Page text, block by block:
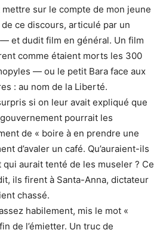
mettre sur le compte de mon jeune
ce discours, articulé par un
— et dudit film en général. Un film
comme étaient morts les 300
— ou le petit Bara face aux
: au nom de la Liberté.
si on leur avait expliqué que
pourrait les
de « boire à en prendre une
d’avaler un café. Qu’auraient-ils
aurait tenté de les museler ? Ce
ils firent à Santa-Anna, dictateur
chassé.
habilement, mis le mot «
de l’émietter. Un truc de